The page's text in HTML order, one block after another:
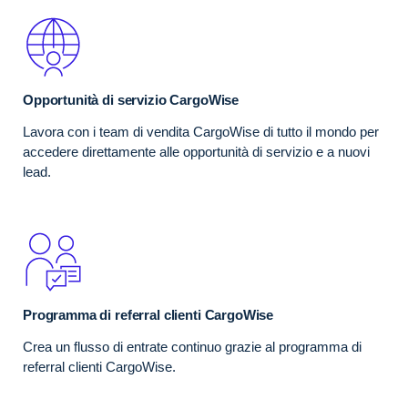
Opportunità di servizio CargoWise
Lavora con i team di vendita CargoWise di tutto il mondo per
accedere direttamente alle opportunità di servizio e a nuovi
lead.
Programma di referral clienti CargoWise
Crea un flusso di entrate continuo grazie al programma di
referral clienti CargoWise.